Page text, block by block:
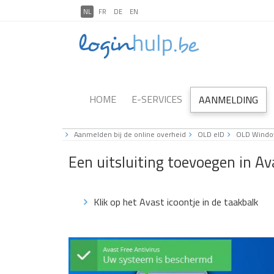
NL FR DE EN
HOME E-SERVICES AANMELDING
Aanmelden bij de online overheid OLD eID OLD
Een uitsluiting toevoegen in
Klik op het Avast icoontje in de taakbalk